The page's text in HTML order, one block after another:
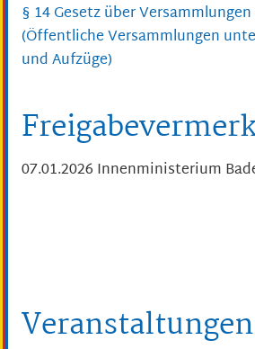
§ 14 Gesetz über
(Öffentliche Versammlungen
und Aufzüge)
07.01.2026 Innenministerium
Veranstaltungen